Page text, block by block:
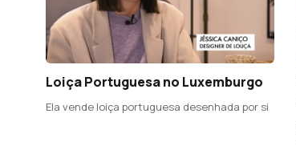
Loiça Portuguesa no Luxemburgo
Ela vende loiça portuguesa desenhada por si